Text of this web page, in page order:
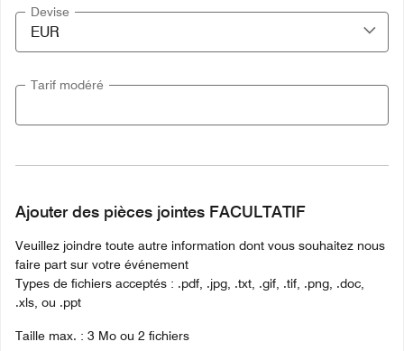
Devise
Tarif modéré
Ajouter des pièces jointes FACULTATIF
Veuillez joindre toute autre information dont vous souhaitez nous
faire part sur votre événement
Types de fichiers acceptés : .pdf, .jpg, .txt, .gif, .tif, .png, .doc,
.xls, ou .ppt
Taille max. : 3 Mo ou 2 fichiers